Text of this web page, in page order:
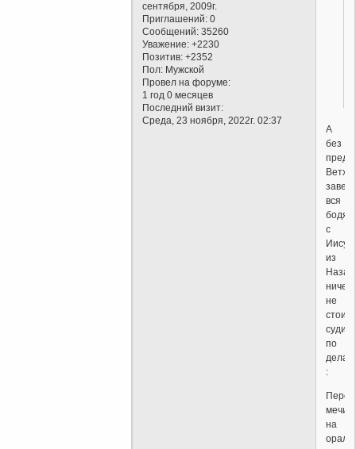
сентября, 2009г.
Приглашений: 0
Сообщений: 35260
Уважение: +2230
Позитив: +2352
Пол: Мужской
Провел на форуме:
1 год 0 месяцев
Последний визит:
Среда, 23 ноября, 2022г. 02:37
А
без
завета
вся
бодяга
с
из
ничего
не
стоит:
судите
по
делам
:
мечи
на